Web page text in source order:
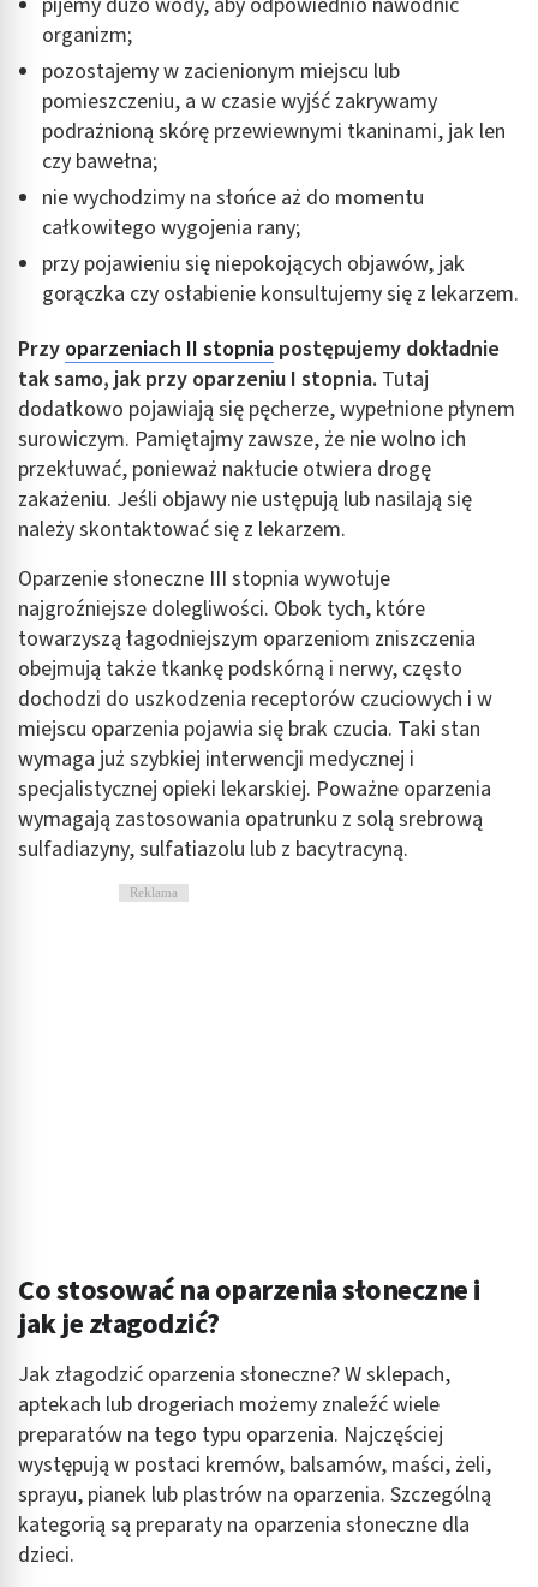
organizm;
pozostajemy w zacienionym miejscu lub
pomieszczeniu, a w czasie wyjść zakrywamy
podrażnioną skórę przewiewnymi tkaninami, jak len
czy bawełna;
nie wychodzimy na słońce aż do momentu
całkowitego wygojenia rany;
przy pojawieniu się niepokojących objawów, jak
gorączka czy osłabienie konsultujemy się z lekarzem.
Przy oparzeniach II stopnia postępujemy dokładnie
tak samo, jak przy oparzeniu I stopnia. Tutaj
dodatkowo pojawiają się pęcherze, wypełnione płynem
surowiczym. Pamiętajmy zawsze, że nie wolno ich
przekłuwać, ponieważ nakłucie otwiera drogę
zakażeniu. Jeśli objawy nie ustępują lub nasilają się
należy skontaktować się z lekarzem.
Oparzenie słoneczne III stopnia wywołuje
najgroźniejsze dolegliwości. Obok tych, które
towarzyszą łagodniejszym oparzeniom zniszczenia
obejmują także tkankę podskórną i nerwy, często
dochodzi do uszkodzenia receptorów czuciowych i w
miejscu oparzenia pojawia się brak czucia. Taki stan
wymaga już szybkiej interwencji medycznej i
specjalistycznej opieki lekarskiej. Poważne oparzenia
wymagają zastosowania opatrunku z solą srebrową
sulfadiazyny, sulfatiazolu lub z bacytracyną.
Reklama
Co stosować na oparzenia słoneczne i
jak je złagodzić?
Jak złagodzić oparzenia słoneczne? W sklepach,
aptekach lub drogeriach możemy znaleźć wiele
preparatów na tego typu oparzenia. Najczęściej
występują w postaci kremów, balsamów, maści, żeli,
sprayu, pianek lub plastrów na oparzenia. Szczególną
kategorią są preparaty na oparzenia słoneczne dla
dzieci.